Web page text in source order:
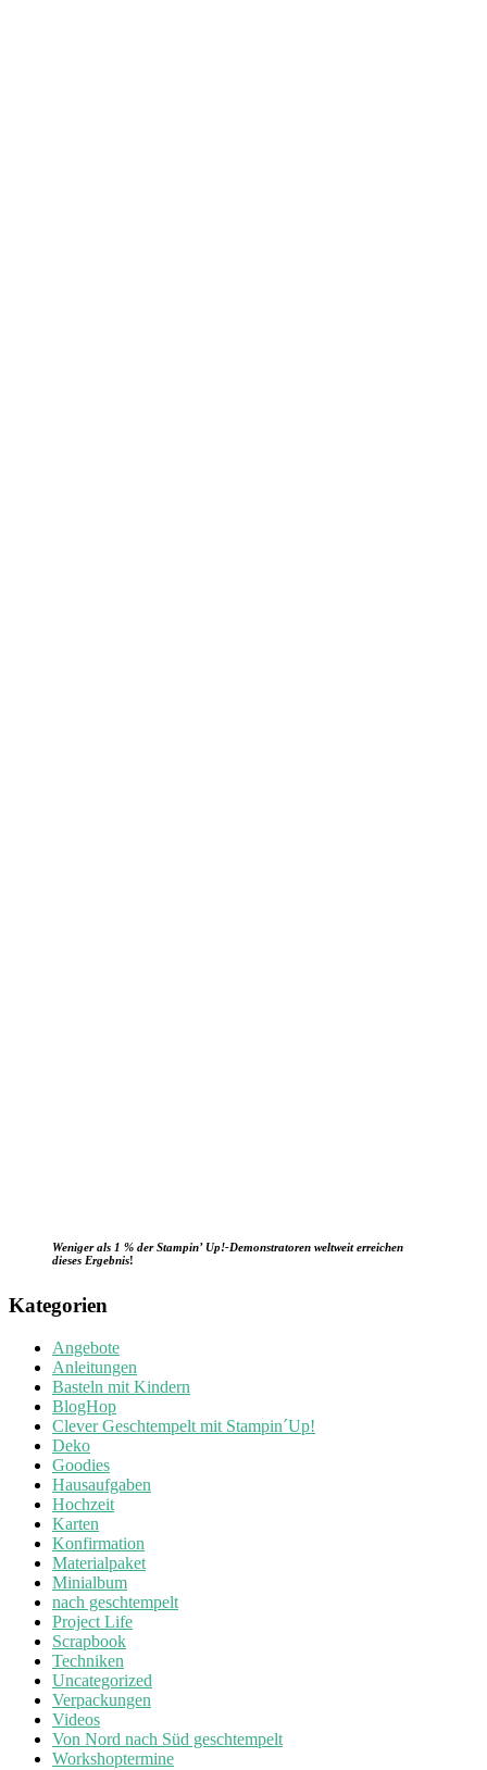
Weniger als 1 % der Stampin’ Up!-Demonstratoren weltweit erreichen
dieses Ergebnis!
Kategorien
Angebote
Anleitungen
Basteln mit Kindern
BlogHop
Clever Geschtempelt mit Stampin´Up!
Deko
Goodies
Hausaufgaben
Hochzeit
Karten
Konfirmation
Materialpaket
Minialbum
nach geschtempelt
Project Life
Scrapbook
Techniken
Uncategorized
Verpackungen
Videos
Von Nord nach Süd geschtempelt
Workshoptermine